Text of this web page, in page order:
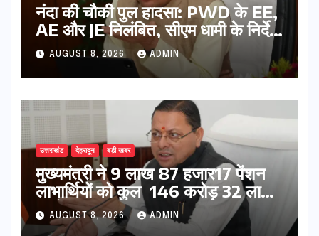
नंदा की चौकी पुल हादसा: PWD के EE,
AE और JE निलंबित, सीएम धामी के निर्देश
पर सख्त कार्रवाई
AUGUST 8, 2026 ADMIN
उत्तराखंड देहरादून बड़ी खबर
मुख्यमंत्री ने 9 लाख 87 हजार17 पेंशन
लाभार्थियों को कुल 146 करोड़ 32 लाख
की पेंशन राशि का किया भुगतान
AUGUST 8, 2026 ADMIN